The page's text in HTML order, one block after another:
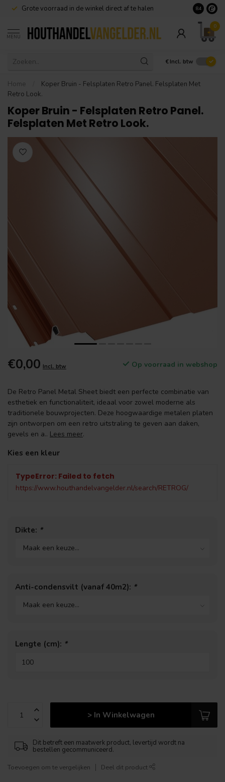
Grote voorraad in de winkel direct af te halen 8.4
MENU
0
€ Incl. btw
Home
Koper Bruin - Felsplaten Retro Panel. Felsplaten Met
Retro Look.
Koper Bruin - Felsplaten Retro Panel.
Felsplaten Met Retro Look.
€0,00 Incl. btw Op voorraad in webshop
De Retro Panel Metal Sheet biedt een perfecte combinatie van
esthetiek en functionaliteit, ideaal voor zowel moderne als
traditionele bouwprojecten. Deze hoogwaardige metalen platen
zijn ontworpen om een retro uitstraling te geven aan daken,
gevels en a.. Lees meer.
Kies een kleur
TypeError: Failed to fetch
https://www.houthandelvangelder.nl/search/RETROG/
Dikte: *
Anti-condensvilt (vanaf 40m2): *
Lengte (cm): *
> In Winkelwagen
Dit betreft een maatwerk product, levertijd wordt na
bestellen gecommuniceerd.
Toevoegen om te vergelijken Deel dit product